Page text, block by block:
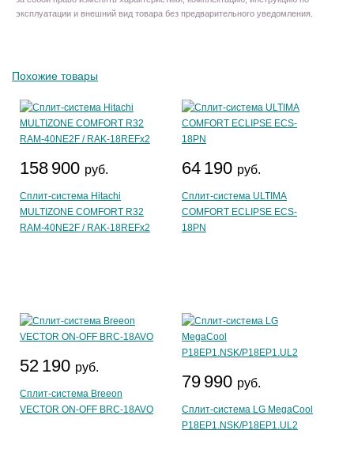
эксплуатации и внешний вид товара без предварительного уведомления.
Похожие товары
158 900 руб.
Сплит-система Hitachi
MULTIZONE COMFORT R32
RAM-40NE2F / RAK-18REFx2
64 190 руб.
Сплит-система ULTIMA
COMFORT ECLIPSE ECS-
18PN
52 190 руб.
Сплит-система Breeon
VECTOR ON-OFF BRC-18AVO
79 990 руб.
Сплит-система LG MegaCool
P18EP1.NSK/P18EP1.UL2